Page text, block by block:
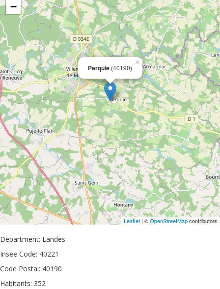
Perquie (40190)
×
−
Leaflet | ©OpenStreetMapcontributors
Department: Landes
Insee Code: 40221
Code Postal: 40190
Habitants: 352